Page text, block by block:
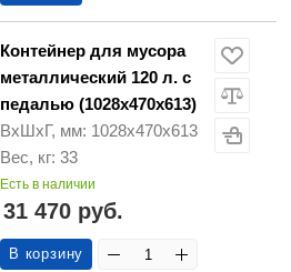
Контейнер для мусора
металлический 120 л. с
педалью (1028х470х613)
ВхШхГ, мм: 1028х470х613
Вес, кг: 33
Есть в наличии
31 470 руб.
В корзину